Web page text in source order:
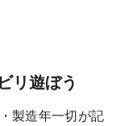
リ遊ぼう
製造年一切が記